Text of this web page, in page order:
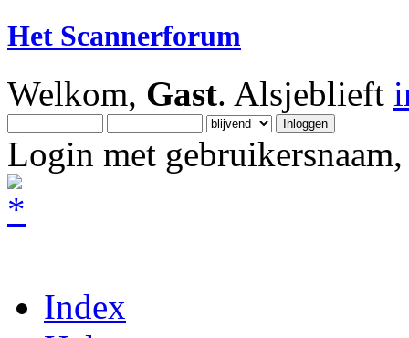
Het Scannerforum
Welkom, Gast. Alsjeblieft
Login met
Index